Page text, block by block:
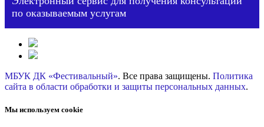
по оказываемым услугам
МБУК ДК «Фестивальный». Все права защищены. Политика
сайта в области обработки и защиты персональных данных.
Мы используем cookie